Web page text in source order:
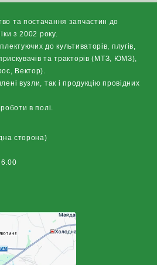
та постачання запчастин до
з 2002 року.
до культиваторів, плугів,
та тракторів (МТЗ, ЮМЗ),
Вектор).
вузли, так і продукцію провідних
в полі.
сторона)